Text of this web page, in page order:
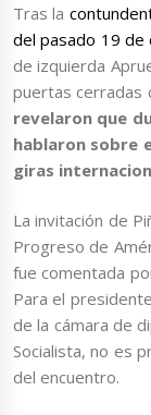
Tras la
del pasado 19 de
de izquierda
puertas cerradas
revelaron que
hablaron sobre
giras
La invitación de
Progreso de
fue comentada
Para el
de la cámara de
Socialista, no es
del encuentro.